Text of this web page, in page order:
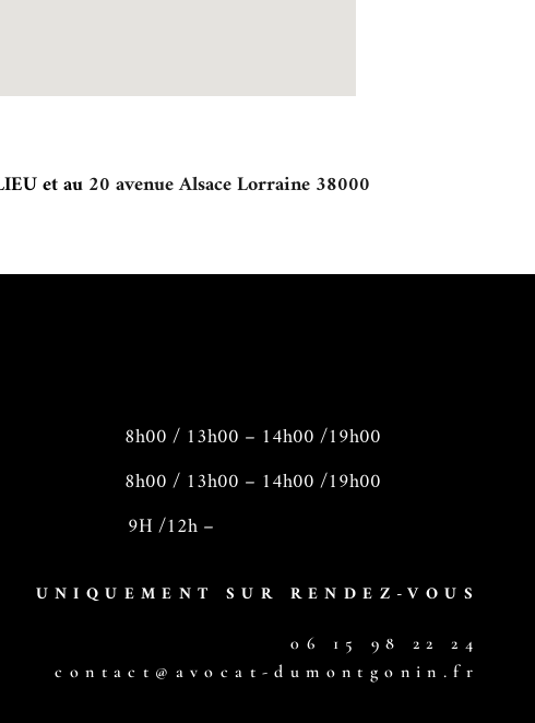
et au20 avenue Alsace Lorraine 38000
8h00 / 13h00 – 14h00 /19h00
8h00 / 13h00 – 14h00 /19h00
9H /12h –
UNIQUEMENT SUR RENDEZ-VOUS
06 15 98 22 24
contact@avocat-dumontgonin.fr